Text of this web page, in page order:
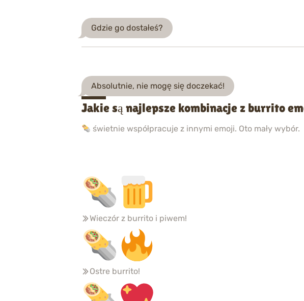
Gdzie go dostałeś?
Absolutnie, nie mogę się doczekać!
Jakie są najlepsze kombinacje z burrito
świetnie współpracuje z innymi emoji. Oto mały wybór.
Wieczór z burrito i piwem!
Ostre burrito!